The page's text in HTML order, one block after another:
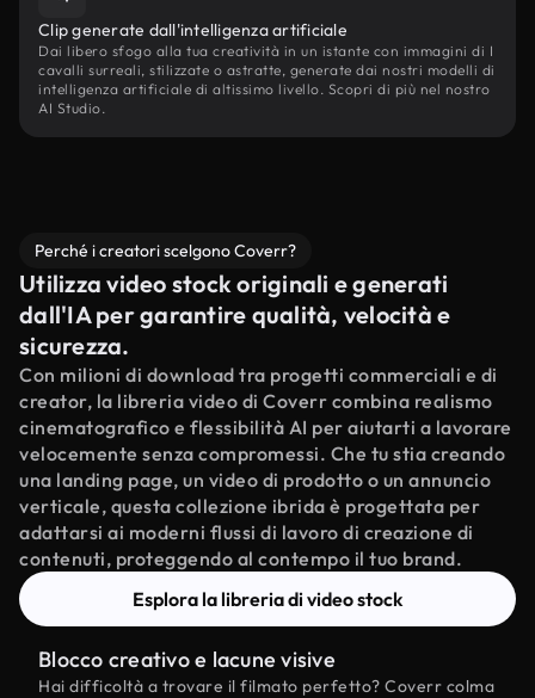
Clip generate dall'intelligenza artificiale
Dai libero sfogo alla tua creatività in un istante con immagini di I
cavalli surreali, stilizzate o astratte, generate dai nostri modelli di
intelligenza artificiale di altissimo livello. Scopri di più nel nostro
AI Studio.
Perché i creatori scelgono Coverr?
Utilizza video stock originali e generati
dall'IA per garantire qualità, velocità e
sicurezza.
Con milioni di download tra progetti commerciali e di
creator, la libreria video di Coverr combina realismo
cinematografico e flessibilità AI per aiutarti a lavorare
velocemente senza compromessi. Che tu stia creando
una landing page, un video di prodotto o un annuncio
verticale, questa collezione ibrida è progettata per
adattarsi ai moderni flussi di lavoro di creazione di
contenuti, proteggendo al contempo il tuo brand.
Esplora la libreria di video stock
Blocco creativo e lacune visive
Hai difficoltà a trovare il filmato perfetto? Coverr colma